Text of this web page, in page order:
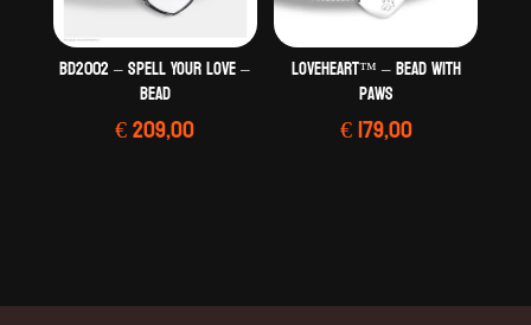
BD2002 – Spell Your Love –
Bead
€209,00
LoveHeart™ – Bead with
Paws
€179,00